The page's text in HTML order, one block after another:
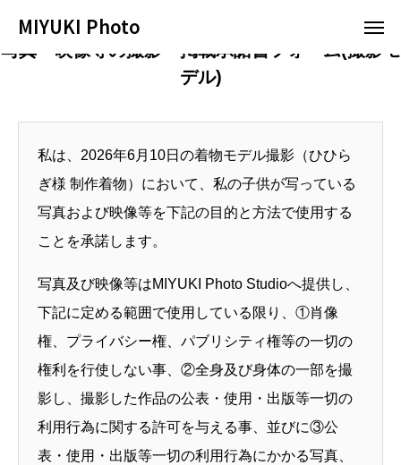
MIYUKI Photo
写真・映像等の撮影・掲載承諾書フォーム(撮影モ
デル)
私は、2026年6月10日の着物モデル撮影（ひひら
ぎ様 制作着物）において、私の子供が写っている
写真および映像等を下記の目的と方法で使用する
ことを承諾します。
写真及び映像等はMIYUKI Photo Studioへ提供し、
下記に定める範囲で使用している限り、①肖像
権、プライバシー権、パブリシティ権等の一切の
権利を行使しない事、②全身及び身体の一部を撮
影し、撮影した作品の公表・使用・出版等一切の
利用行為に関する許可を与える事、並びに③公
表・使用・出版等一切の利用行為にかかる写真、
MIYUKI Photo
予約 問い合わせ
HOME
撮影プラン
予約カレンダー
お問合せ
about